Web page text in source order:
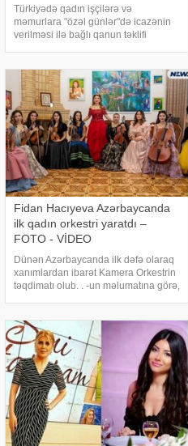
Türkiyədə qadın işçilərə və
məmurlara "özəl günlər"də icazənin
verilməsi ilə bağlı qanun təklifi
Məclisinin sədrliyinə təqdim edilib.
Təklif
Fidan Hacıyeva Azərbaycanda
ilk qadın orkestri yaratdı –
FOTO - VİDEO
Dünən Azərbaycanda ilk dəfə olaraq
xanımlardan ibarət Kamera Orkestrin
təqdimatı olub. . -un məlumatına görə,
solisti, xalq artisti Fidan Hacıyevadır.
Bakı Musiq